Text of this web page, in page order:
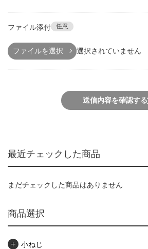
ファイル添付 任意
ファイルを選択 選択されていません
送信内容を確認する
最近チェックした商品
まだチェックした商品はありません
商品選択
小ねじ